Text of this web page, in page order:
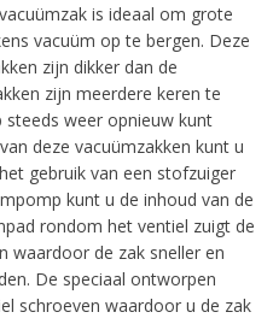
is ideaal om grote
vacuüm op te bergen. Deze
zijn dikker dan de
zijn meerdere keren te
weer opnieuw kunt
deze vacuümzakken kunt u
gebruik van een stofzuiger
kunt u de inhoud van de
rondom het ventiel zuigt de
waardoor de zak sneller en
De speciaal ontworpen
schroeven waardoor u de zak